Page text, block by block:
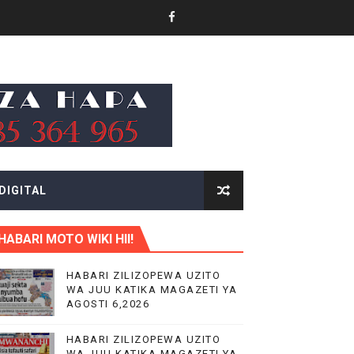
NANE
ZAO KWA TRA
MIFUGO
MOTO WIKI HII!
HABARI ZILIZOPEWA UZITO
WA JUU KATIKA MAGAZETI YA
AGOSTI 6,2026
HABARI ZILIZOPEWA UZITO